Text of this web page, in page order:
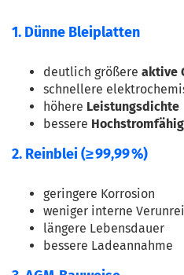
1. Dünne Bleiplatten
deutlich größere aktive
schnellere
höhere Leistungsdichte
bessere
2. Reinblei (≥ 99,99 %)
geringere Korrosion
weniger interne
längere Lebensdauer
bessere Ladeannahme